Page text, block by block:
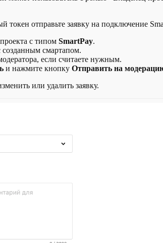
токен отправьте заявку на подключение
с типом SmartPay.
созданным смартапом.
если считаете нужным.
и нажмите кнопку Отправить на
или удалить заявку.